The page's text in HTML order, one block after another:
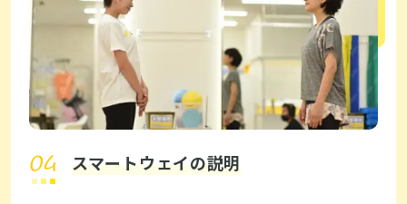
スマートウェイの説明